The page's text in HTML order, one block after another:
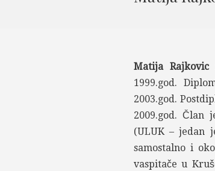
Matija Rajkovic
1999.god.
2003.god.
2009.god. Član
(ULUK – jedan
samostalno i
vaspitače u